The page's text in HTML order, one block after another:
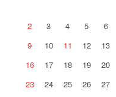
2
3 4 5 6
9
10 11 12 13
16
17 18 19 20
23
24 25 26 27